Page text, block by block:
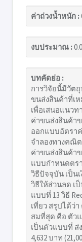
ค่าถ่วงน้ำหนัก :
งบประมาณ :
บทคัดย่อ :
การวิจัยนี้มีวัต
ขนส่งสินค้าที่เห
เพื่อเสนอแนว
ค่าขนส่งสินค้า
ออกแบบอัตรา
จำลองทางคณิ
ค่าขนส่งสินค้า
แบบกำหนดตร
วิธีปัจจุบัน เป็น
วิธีให้ส่วนลด เป็
แบบที่ 13 วิธี
เที่ยว สรุปได้ว่
สมที่สุด คือ ตัวแ
เป็นตัวแบบที่ ส่
4,632 บาท